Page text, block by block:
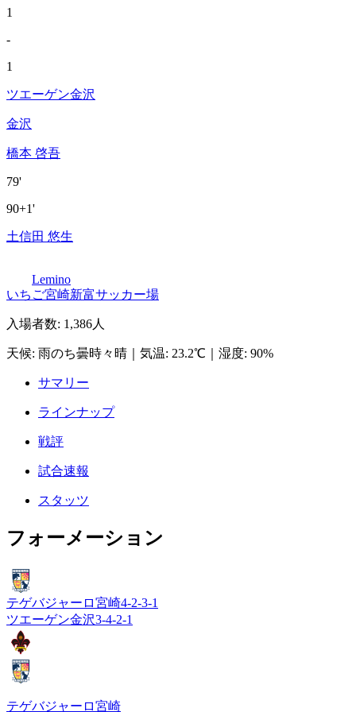
1
-
1
ツエーゲン金沢
金沢
橋本 啓吾
79'
90+1'
土信田 悠生
Lemino
いちご宮崎新富サッカー場
入場者数: 1,386人
天候: 雨のち曇時々晴 気温: 23.2℃ 湿度: 90%
サマリー
ラインナップ
戦評
試合速報
スタッツ
フォーメーション
テゲバジャーロ宮崎4-2-3-1
ツエーゲン金沢3-4-2-1
テゲバジャーロ宮崎